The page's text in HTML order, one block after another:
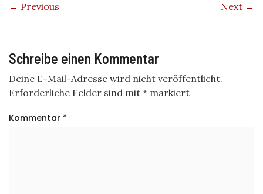
← Previous Next →
Schreibe einen Kommentar
Deine E-Mail-Adresse wird nicht veröffentlicht.
Erforderliche Felder sind mit * markiert
Kommentar *